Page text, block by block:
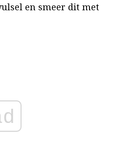
en smeer dit met